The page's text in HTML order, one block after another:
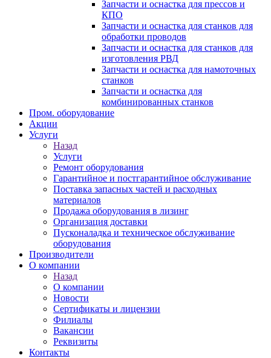
Запчасти и оснастка для прессов и
КПО
Запчасти и оснастка для станков для
обработки проводов
Запчасти и оснастка для станков для
изготовления РВД
Запчасти и оснастка для намоточных
станков
Запчасти и оснастка для
комбинированных станков
Пром. оборудование
Акции
Услуги
Назад
Услуги
Ремонт оборудования
Гарантийное и постгарантийное обслуживание
Поставка запасных частей и расходных
материалов
Продажа оборудования в лизинг
Организация доставки
Пусконаладка и техническое обслуживание
оборудования
Производители
О компании
Назад
О компании
Новости
Сертификаты и лицензии
Филиалы
Вакансии
Реквизиты
Контакты